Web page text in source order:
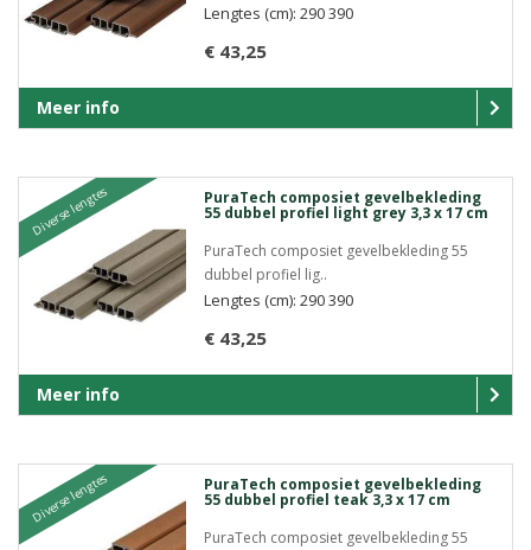
€ 43,25
Lengtes (cm): 290 390
Meer info
Diverse lengtes PuraTech composiet gevelbekleding
55 dubbel profiel light grey 3,3 x 17 cm
PuraTech composiet gevelbekleding 55
dubbel profiel lig..
€ 43,25
Lengtes (cm): 290 390
Meer info
Diverse lengtes PuraTech composiet gevelbekleding
55 dubbel profiel teak 3,3 x 17 cm
PuraTech composiet gevelbekleding 55